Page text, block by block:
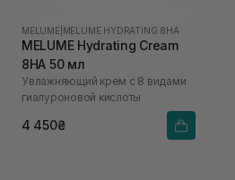
MELUME MELUME HYDRATING 8HA
MELUME Hydrating Cream
8HA 50 мл
Увлажняющий крем с 8 видами
гиалуроновой кислоты
4 450₴